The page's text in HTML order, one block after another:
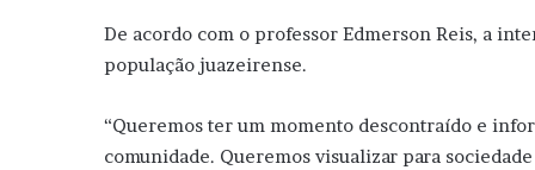
De acordo com o professor Edmerson Reis, a
população juazeirense.
“Queremos ter um momento descontraído e
comunidade. Queremos visualizar para